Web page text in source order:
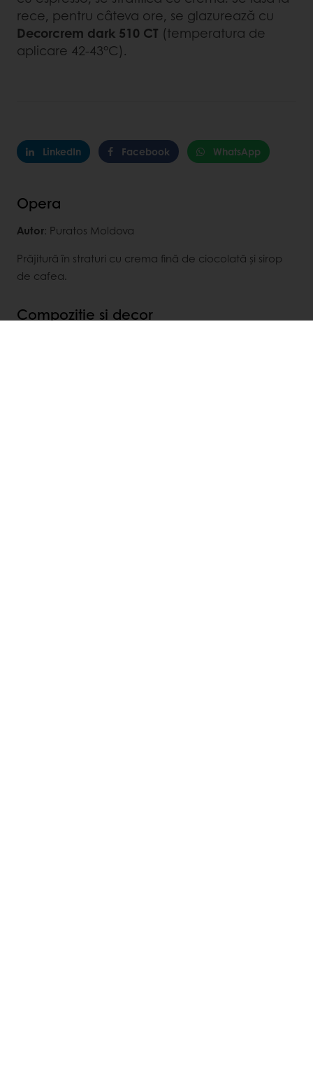
rece, pentru câteva ore, se glazurează cu
Decorcrem dark 510 CT (temperatura de
aplicare 42-43°C).
LinkedIn Facebook WhatsApp
Opera
Autor: Puratos Moldova
Prăjitură în straturi cu crema fină de ciocolată și sirop
de cafea.
Compoziție și decor